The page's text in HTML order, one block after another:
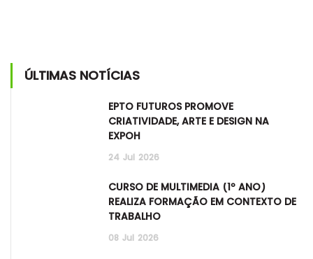
ÚLTIMAS NOTÍCIAS
EPTO FUTUROS PROMOVE
CRIATIVIDADE, ARTE E DESIGN NA
EXPOH
24 Jul 2026
CURSO DE MULTIMÉDIA (1º ANO)
REALIZA FORMAÇÃO EM CONTEXTO DE
TRABALHO
08 Jul 2026